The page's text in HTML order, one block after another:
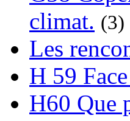
climat. (3)
Les
H 59
H60 Que